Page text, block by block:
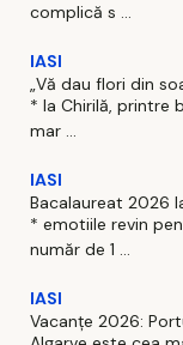
complică s ...
IASI
„Vă dau flori din
* la Chirilă, printre
mar ...
IASI
Bacalaureat 2026
* emotiile revin
număr de 1 ...
IASI
Vacanțe 2026: